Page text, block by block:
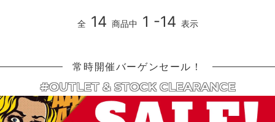
全 14 商品中 1 -14 表示
常時開催バーゲンセール！
#OUTLET & STOCK CLEARANCE